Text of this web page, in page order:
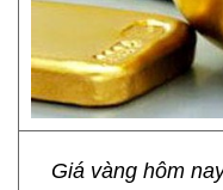
Giá vàng hôm